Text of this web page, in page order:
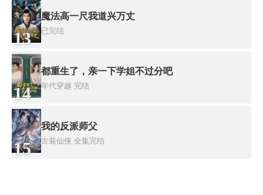
13
魔法高一尺我道兴万丈
已完结
14
都重生了，亲一下学姐不过分吧
年代穿越 完结
15
我的反派师父
古装仙侠 全集完结